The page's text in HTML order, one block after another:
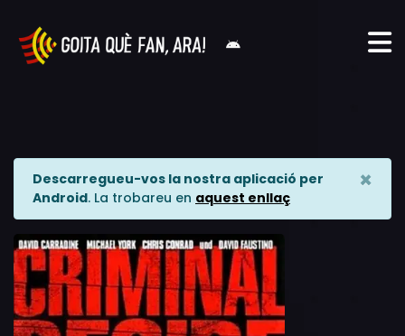
Descarregueu-vos la nostra aplicació per
Android. La trobareu en aquest enllaç
×